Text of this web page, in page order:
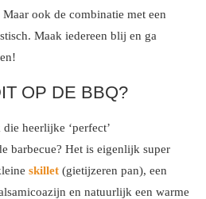
Maar ook de combinatie met een
Maak iedereen blij en ga
OP DE BBQ?
heerlijke ‘perfect’
barbecue? Het is eigenlijk super
skillet (gietijzeren pan), een
en natuurlijk een warme